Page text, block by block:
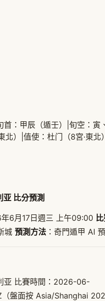
首：甲辰（遁壬）
旬空：寅
）
值使：杜门（8宮·東北）
比分預測
年6月17日週三 上午09:00
城 預測方法 ：奇門遁甲 AI
亚 比賽時間：2026-06-
盤面按 Asia/Shanghai